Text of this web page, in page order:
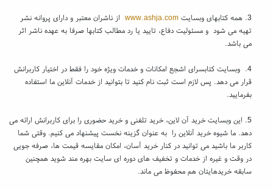
3. همه کتابهای وبسایت www.ashja.com از ناشران معتبر و دارای پروانه نشر
تهیه می شود و مسئولیت دفاع، تایید یا رد مطالب کتابها صرفا به عهده ناشر اثر
می باشد.
4. وبسایت کتابسرای اشجع امکانات و خدمات ویژه خود را فقط در اختیار کاربرانش
قرار می دهد. پس لازم است ثبت نام کنید تا بتوانید از خدمات آنلاین ما استفاده
بفرمایید.
5. این وبسایت خرید آن لاین، خرید تلفنی و خرید حضوری را برای کاربرانش ارائه می
دهد. ما شیوه خرید آنلاین را به عنوان گزینه نخست پیشنهاد می کنیم. وقتی شما
کاربر ما باشید می توانید در کنار خرید آسان، امکان مقایسه قیمت ها، صرفه جویی
در وقت و غیره از خدمات و تخفیف های دوره ای سایت بهره مند شوید همچنین
سابقه خریدهایتان هم محفوظ می ماند.